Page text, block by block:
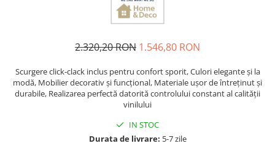
OMNI
PRAKTIK
QUADRIX COMPOZIT
2.320,20 RON 1.546,80 RON
Scurgere click-clack inclus pentru confort sporit, Culori elegante și la
modă, Mobilier decorativ și funcțional, Materiale ușor de întreținut și
durabile, Realizarea perfectă datorită controlului constant al calității
vinilului
IN STOC
Durata de livrare: 5-7 zile